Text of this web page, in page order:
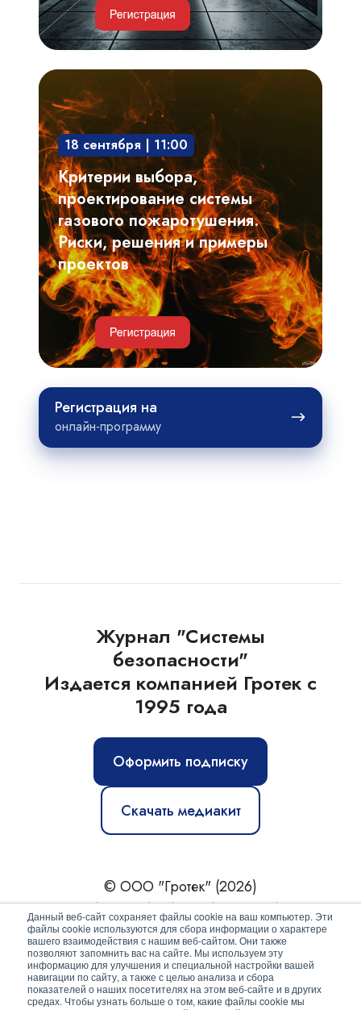
Данный веб-сайт сохраняет файлы cookie на ваш компьютер. Эти
файлы cookie используются для сбора информации о характере
вашего взаимодействия с нашим веб-сайтом. Они также
позволяют запомнить вас на сайте. Мы используем эту
информацию для улучшения и специальной настройки вашей
навигации по сайту, а также с целью анализа и сбора
показателей о наших посетителях на этом веб-сайте и в других
средах. Чтобы узнать больше о том, какие файлы cookie мы
Критерии
выбора,
проектирование
системы
газового
пожаротушения.
Риски,
решения
и
примеры
проектов
18 сентября | 11:00
Критерии выбора,
проектирование системы
газового пожаротушения.
Риски, решения и примеры
проектов
Регистрация на
онлайн-программу
Регистрация
Журнал "Системы
безопасности"
Издается компанией Гротек с
1995 года
Оформить подписку
Скачать медиакит
© ООО "Гротек" (2026)
Новости|Статьи|Обзоры|Журнал|О нас
Политика конфиденциальности
Согласие на обработку персональных данных